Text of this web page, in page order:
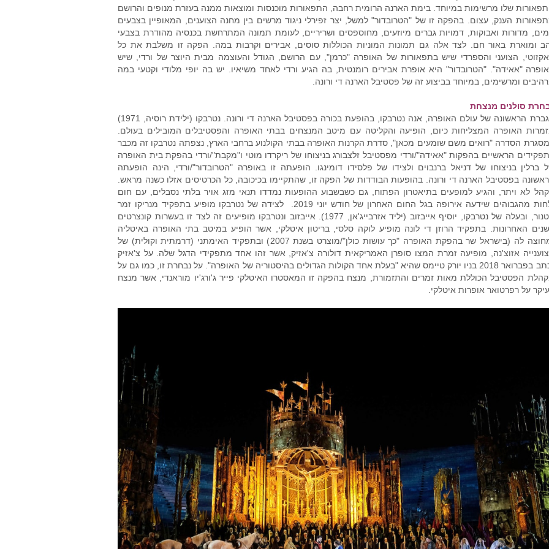
שלו מרשימות במיוחד. בימת הארנה הרומית רחבה, התפאורות מוכנסות ומוצאות ממנה בעזרת מנופים והרושם
הענק, עצום. בהפקה זו של "הטרובדור" למשל, יצר זפירלי ניגוד מרשים בין מחנה הצוענים, המאופיין בצבעים
מדורות ואבוקות, דמויות גברים מיוזעים, מחוספסים ושריריים, לעומת תמונה המתרחשת בכנסיה מהודרת בצבעי
ומוארת באור חם. לצד אלה גם תמונות המוניות הכוללות סוסים, אבירים וקרבות במה. הפקה זו משלבת את כל
הצועני והספרדי שיש בתפאורות של האופרה "כרמן", עם הרושם, הגודל והעוצמה מבית היוצר של ורדי, שיש
"אאידה". "הטרובדור" היא אופרת אבירים רומנטית, בה הגיע ורדי לאחד משיאיו. יש בה יופי מלודי וקטעי במה
ומרשימים, במיוחד בביצוע זה של פסטיבל הארנה די ורונה.
סולנים מנצחת
הגברת הראשונה של עולם האופרה, אנה נטרבקו, בהופעת בכורה בפסטיבל הארנה די ורונה. נטרבקו (ילידת רוסיה, 1971)
האופרה המצליחות כיום, הופיעה והקליטה עם מיטב המנצחים בבתי האופרה והפסטיבלים המובילים בעולם.
הסדרה "רואים משם שומעים מכאן", סדרת הקרנות האופרה בבתי הקולנוע ברחבי הארץ, נצפתה נטרבקו זה מכבר
הראשיים בהפקות "אאידה"/ורדי מפסטיבל זלצבורג בניצוחו של ריקרדו מוטי ו"מקבת"/ורדי בהפקת בית האופרה
ברלין בניצוחו של דניאל ברנבוים ולצידו של פלסידו דומינגו. הופעתה זו באופרה "הטרובדור"/ורדי, הינה הופעתה
בפסטיבל הארנה די ורונה. בהופעות הבודדות של הפקה זו, שהתקיימו בכיכובה, כל הכרטיסים אזלו כשנה מראש.
לא ויתר, והגיע למופעים בתיאטרון הפתוח, גם כשבשבוע ההופעות נמדדו תנאי מזג אויר בלתי נסבלים, עם חום
ולחות מהגבוהים שידעה אירופה בגל החום האחרון של חודש יוני 2019. לצידה של נטרבקו מופיע בתפקיד מנריקו זמר
הטנור, ובעלה של נטרבקו, יוסיף אייבזוב (יליד אזרבייג'אן, 1977). אייבזוב ונטרבקו מופיעים זה לצד זו בעשרות קונצרטים
האחרונות. בתפקיד הרוזן די לונה מופיע לוקה סלסי, בריטון איטלקי, אשר הופיע במיטב בתי האופרה באיטליה
ומחוצה לה (בישראל שר בהפקת האופרה "כך עושות כולן"/מוצרט בשנת 2007) ובתפקיד האימתני (דרמתית וקולית) של
אזוצ'נה, מופיעה זמרת המצו סופרן האמריקאית דולורה צ'אזיק, אשר זהו אחד מתפקידי הדגל שלה. על צ'אזיק
נכתב בפברואר 2018 בניו יורק טיימס שהיא "בעלת אחד הקולות הגדולים בהיסטוריה של האופרה". על נבחרת זו, כמו גם על
הפסטיבל הכוללת מאות זמרים והתזמורת, מנצח בהפקה זו המאסטרו האיטלקי פייר ג'ורג'יו מוראנדי, אשר מנצח
על רפרטואר אופרות איטלקי.